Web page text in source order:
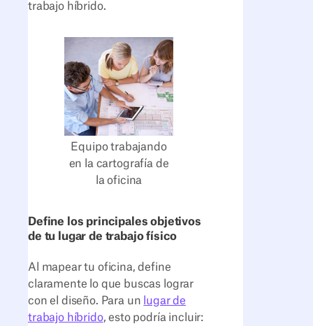
trabajo híbrido.
Equipo trabajando
en la cartografía de
la oficina
Define los principales objetivos
de tu lugar de trabajo físico
Al mapear tu oficina, define
claramente lo que buscas lograr
con el diseño. Para un lugar de
trabajo híbrido, esto podría incluir: